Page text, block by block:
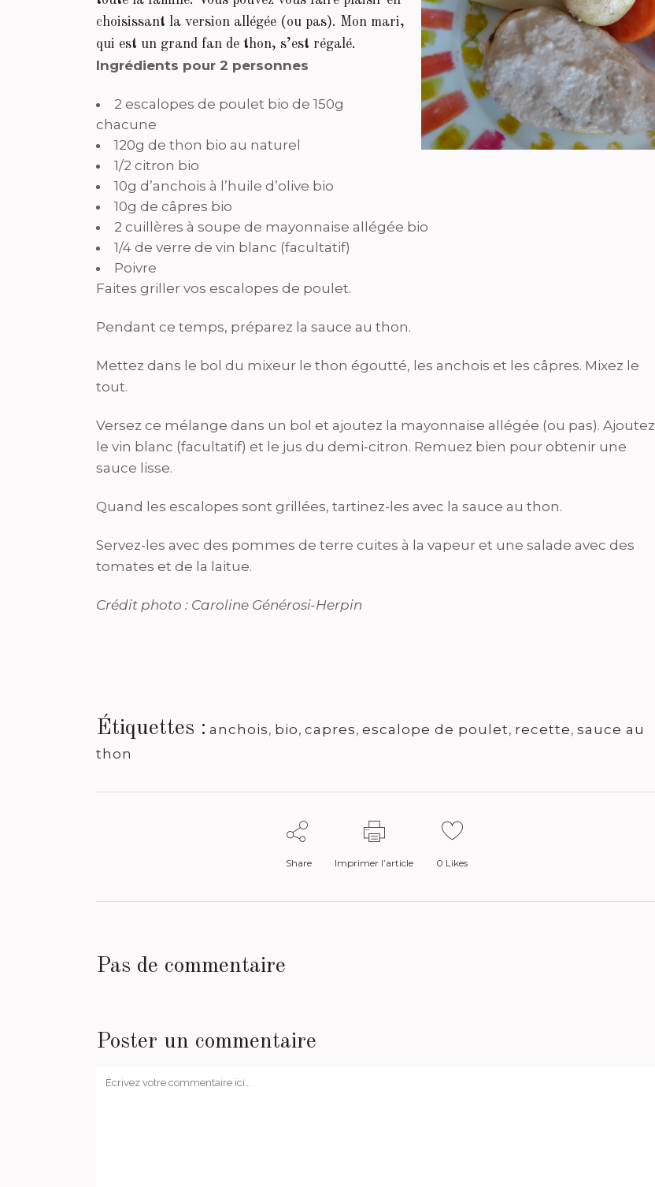
choisissant la version allégée (ou pas). Mon mari,
qui est un grand fan de thon, s’est régalé.
Ingrédients pour 2 personnes
2 escalopes de poulet bio de 150g
chacune
120g de thon bio au naturel
1/2 citron bio
10g d’anchois à l’huile d’olive bio
10g de câpres bio
2 cuillères à soupe de mayonnaise allégée bio
1/4 de verre de vin blanc (facultatif)
Poivre
Faites griller vos escalopes de poulet.
Pendant ce temps, préparez la sauce au thon.
Mettez dans le bol du mixeur le thon égoutté, les anchois et les câpres. Mixez le
tout.
Versez ce mélange dans un bol et ajoutez la mayonnaise allégée (ou pas). Ajoutez
le vin blanc (facultatif) et le jus du demi-citron. Remuez bien pour obtenir une
sauce lisse.
Quand les escalopes sont grillées, tartinez-les avec la sauce au thon.
Servez-les avec des pommes de terre cuites à la vapeur et une salade avec des
tomates et de la laitue.
Crédit photo : Caroline Générosi-Herpin
Étiquettes : anchois, bio, capres, escalope de poulet, recette, sauce au
thon
Share Imprimer l’article 0 Likes
Pas de commentaire
Poster un commentaire